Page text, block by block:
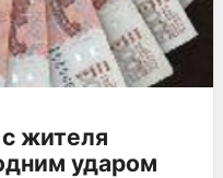
жителя
ударом